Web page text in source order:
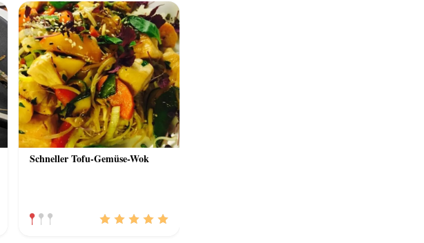
Schneller Tofu-Gemüse-Wok